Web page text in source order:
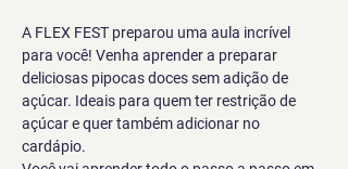
A FLEX FEST preparou uma aula incrível
para você! Venha aprender a preparar
deliciosas pipocas doces sem adição de
açúcar. Ideais para quem ter restrição de
açúcar e quer também adicionar no
cardápio.